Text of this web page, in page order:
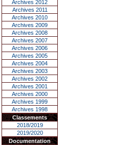
Archives 2012
Archives 2011
Archives 2010
Archives 2009
Archives 2008
Archives 2007
Archives 2006
Archives 2005
Archives 2004
Archives 2003
Archives 2002
Archives 2001
Archives 2000
Archives 1999
Archives 1998
Classements
2018/2019
2019/2020
Documentation